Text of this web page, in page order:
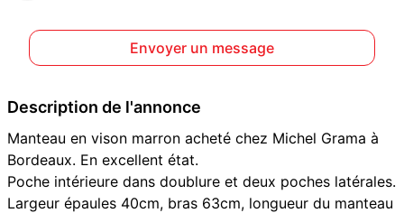
Envoyer un message
Description de l'annonce
Manteau en vison marron acheté chez Michel Grama à
Bordeaux. En excellent état.
Poche intérieure dans doublure et deux poches latérales.
Largeur épaules 40cm, bras 63cm, longueur du manteau